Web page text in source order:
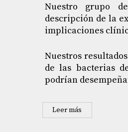
Nuestro grupo
descripción de la
implicaciones
Nuestros
de las bacterias
podrían
Leer más